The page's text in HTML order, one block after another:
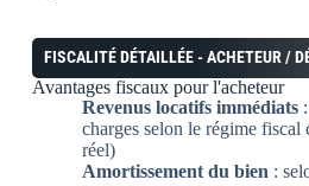
FISCALITÉ DÉTAILLÉE - ACHETEUR /
Avantages fiscauxpour l'acheteur
Revenus locatifs immédiats
charges selon le régime
réel)
Amortissement du bien :